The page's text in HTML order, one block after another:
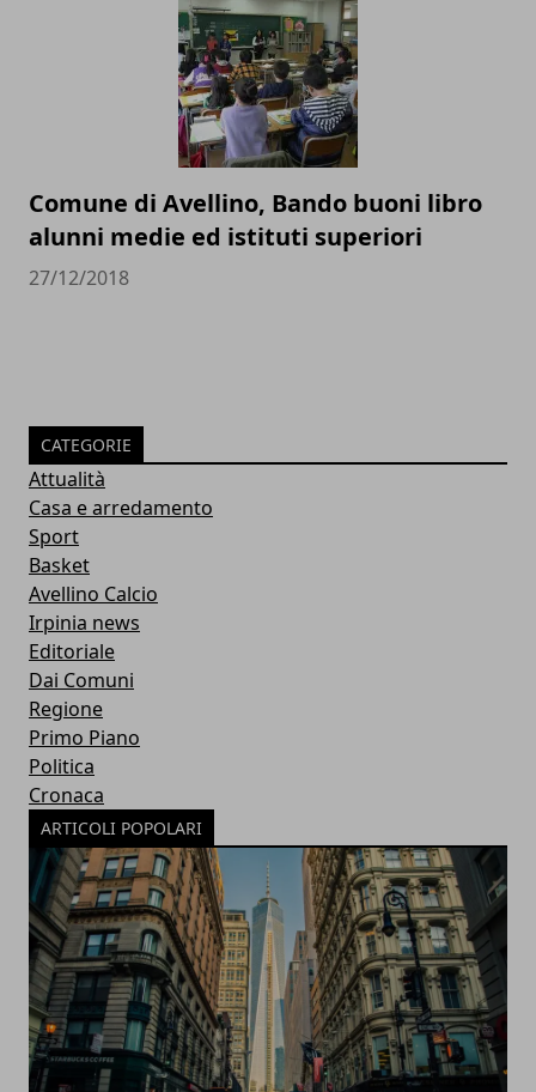
Comune di Avellino, Bando buoni libro
alunni medie ed istituti superiori
27/12/2018
CATEGORIE
Attualità
Casa e arredamento
Sport
Basket
Avellino Calcio
Irpinia news
Editoriale
Dai Comuni
Regione
Primo Piano
Politica
Cronaca
ARTICOLI POPOLARI